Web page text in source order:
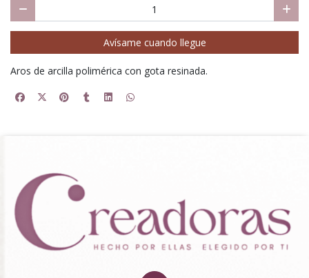
Avísame cuando llegue
Aros de arcilla polimérica con gota resinada.